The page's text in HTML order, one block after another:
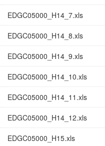
EDGC05000_H14_7.xls
EDGC05000_H14_8.xls
EDGC05000_H14_9.xls
EDGC05000_H14_10.xls
EDGC05000_H14_11.xls
EDGC05000_H14_12.xls
EDGC05000_H15.xls